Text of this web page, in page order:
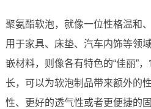
聚氨酯软泡，就像一位性格温和
用于家具、床垫、汽车内饰等领
嵌材料，则像各有特色的“佳丽”
长，可以为软泡制品带来额外的
性、更好的透气性或者更便捷的固